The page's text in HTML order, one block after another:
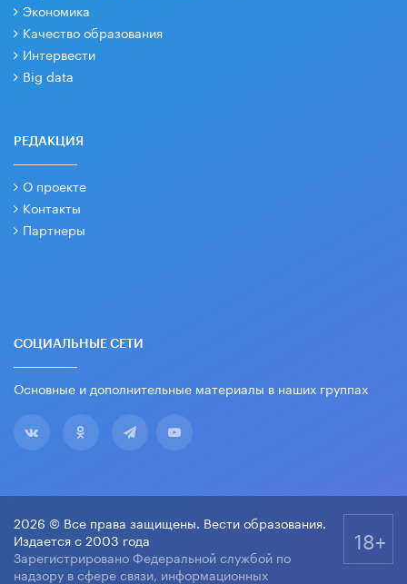
Экономика
Качество образования
Интервести
Big data
РЕДАКЦИЯ
О проекте
Контакты
Партнеры
СОЦИАЛЬНЫЕ СЕТИ
Основные и дополнительные материалы в наших группах
2026 © Все права защищены. Вести образования.
Издается с 2003 года
Зарегистрировано Федеральной службой по
надзору в сфере связи, информационных
18+